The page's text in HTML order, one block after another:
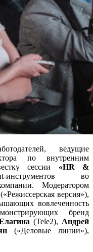
ведущие
по внутренним
сессии «HR &
во
Модератором
(«Режиссерская версия»),
вовлеченность
бренд
(Tele2),Андрей
(«Деловые линии»),